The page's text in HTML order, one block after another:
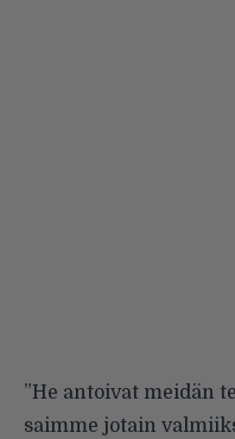
”He antoivat meidän
saimme jotain